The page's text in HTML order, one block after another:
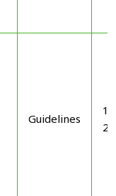
Guidelines